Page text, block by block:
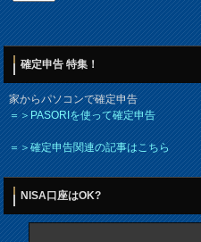
確定申告 特集！
家からパソコンで確定申告
＝＞PASORIを使って確定申告
＝＞確定申告関連の記事はこちら
NISA口座はOK?